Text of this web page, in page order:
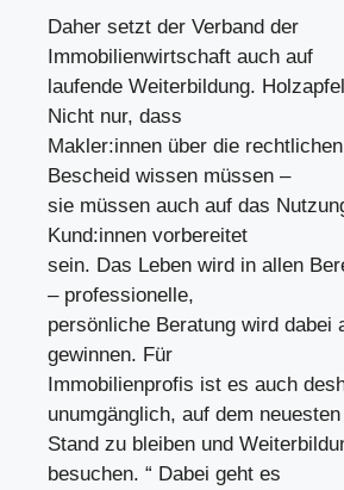
Daher setzt der Verband der
Immobilienwirtschaft auch auf
laufende Weiterbildung.
Nicht nur, dass
Makler:innen über die
Bescheid wissen müssen –
sie müssen auch auf das
Kund:innen vorbereitet
sein. Das Leben wird in allen
– professionelle,
persönliche Beratung wird dabei
gewinnen. Für
Immobilienprofis ist es auch
unumgänglich, auf dem neuesten
Stand zu bleiben und
besuchen. “ Dabei geht es